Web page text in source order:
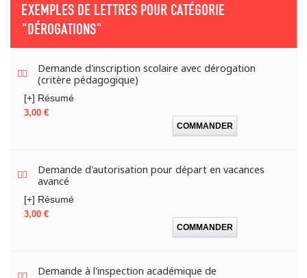
EXEMPLES DE LETTRES POUR CATÉGORIE
"DÉROGATIONS"
Demande d'inscription scolaire avec dérogation
(critère pédagogique)
[+] Résumé
Prix
3,00 €
COMMANDER
Demande d'autorisation pour départ en vacances
avancé
[+] Résumé
Prix
3,00 €
COMMANDER
Demande à l'inspection académique de